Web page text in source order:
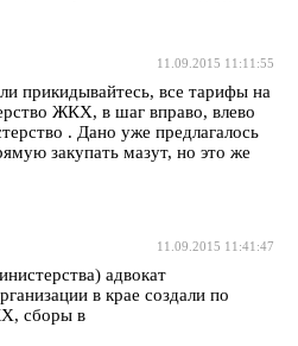
11.09.2015 11:11:55
прикидывайтесь, все тарифы на
ЖКХ, в шаг вправо, влево
. Дано уже предлагалось
закупать мазут, но это же
11.09.2015 11:41:47
адвокат
в крае создали по
сборы в